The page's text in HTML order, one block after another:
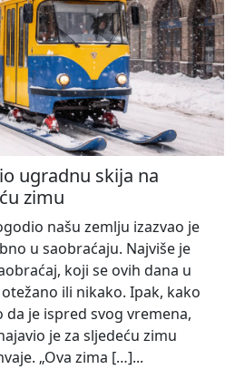
ugradnu skija na
zimu
našu zemlju izazvao je
u saobraćaju. Najviše je
koji se ovih dana u
ili nikako. Ipak, kako
je ispred svog vremena,
je za sljedeću zimu
„Ova zima […]...